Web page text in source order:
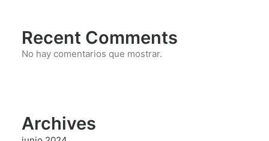
Recent Comments
No hay comentarios que mostrar.
Archives